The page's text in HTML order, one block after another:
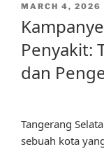
POSTED
MARCH 4, 2026
Penyakit:
dan
Tangerang
sebuah kota